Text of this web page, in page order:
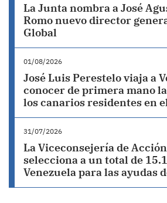
La Junta nombra a José
Romo nuevo director
Global
01/08/2026
José Luis Perestelo viaja a
conocer de primera mano
los canarios residentes en
31/07/2026
La Viceconsejería de
selecciona a un total de
Venezuela para las ayudas